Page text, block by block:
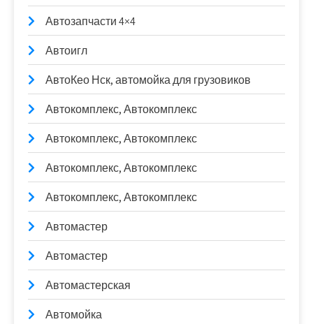
Автозапчасти 4×4
Автоигл
АвтоКео Нск, автомойка для грузовиков
Автокомплекс, Автокомплекс
Автокомплекс, Автокомплекс
Автокомплекс, Автокомплекс
Автокомплекс, Автокомплекс
Автомастер
Автомастер
Автомастерская
Автомойка